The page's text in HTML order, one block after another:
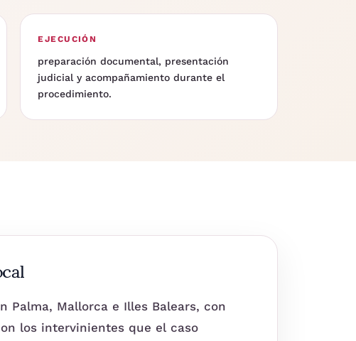
EJECUCIÓN
preparación documental, presentación
judicial y acompañamiento durante el
procedimiento.
Palma, Mallorca e Illes Balears, con
los intervinientes que el caso